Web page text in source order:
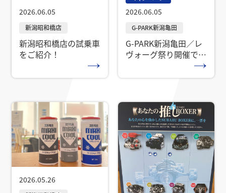
2026.06.05
新潟昭和橋店の試乗車
をご紹介！
2026.06.05
G-PARK新潟亀田／レ
ヴォーグ祭り開催でー
2026.05.26